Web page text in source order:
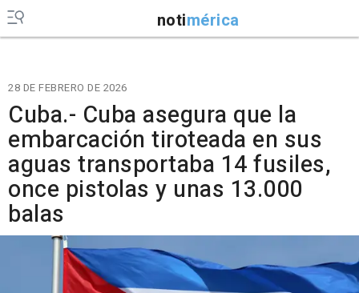
notimérica
28 DE FEBRERO DE 2026
Cuba.- Cuba asegura que la
embarcación tiroteada en sus
aguas transportaba 14 fusiles,
once pistolas y unas 13.000
balas